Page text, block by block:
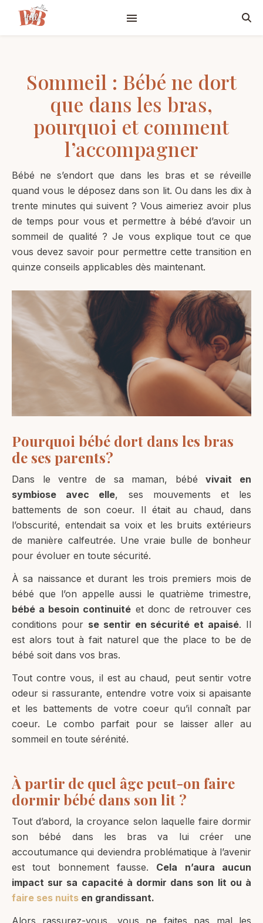
Sommeil : Bébé ne dort
que dans les bras,
pourquoi et comment
l’accompagner
Bébé ne s’endort que dans les bras et se réveille
quand vous le déposez dans son lit. Ou dans les dix à
trente minutes qui suivent ? Vous aimeriez avoir plus
de temps pour vous et permettre à bébé d’avoir un
sommeil de qualité ? Je vous explique tout ce que
vous devez savoir pour permettre cette transition en
quinze conseils applicables dès maintenant.
Pourquoi bébé dort dans les bras
de ses parents?
Dans le ventre de sa maman, bébévivait en
symbiose avec elle, ses mouvements et les
battements de son coeur. Il était au chaud, dans
l’obscurité, entendait sa voix et les bruits extérieurs
de manière calfeutrée. Une vraie bulle de bonheur
pour évoluer en toute sécurité.
À sa naissance et durant les trois premiers mois de
bébé que l’on appelle aussi le quatrième trimestre,
bébé a besoin continuité et donc de retrouver ces
conditions pour se sentir en sécurité et apaisé. Il
est alors tout à fait naturel que the place to be de
bébé soit dans vos bras.
Tout contre vous, il est au chaud, peut sentir votre
odeur si rassurante, entendre votre voix si apaisante
et les battements de votre coeur qu’il connaît par
coeur. Le combo parfait pour se laisser aller au
sommeil en toute sérénité.
À partir de quel âge peut-on faire
dormir bébé dans son lit ?
Tout d’abord, la croyance selon laquelle faire dormir
son bébé dans les bras va lui créer une
accoutumance qui deviendra problématique à l’avenir
est tout bonnement fausse. Cela n’aura aucun
impact sur sa capacité à dormir dans son lit ou à
faire ses nuits en grandissant.